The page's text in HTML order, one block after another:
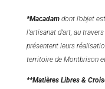
*Macadam dont l’objet
l’artisanat d’art, au
présentent leurs
territoire de Montbrison
**Matières Libres &